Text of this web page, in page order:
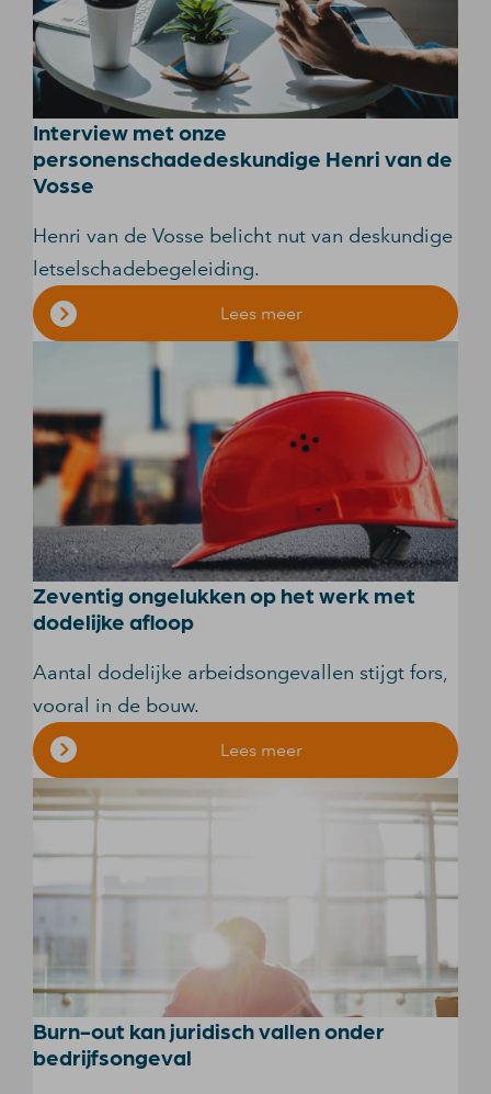
Interview met onze
personenschadedeskundige Henri van de
Vosse
Henri van de Vosse belicht nut van deskundige
letselschadebegeleiding.
Lees meer
Zeventig ongelukken op het werk met
dodelijke afloop
Aantal dodelijke arbeidsongevallen stijgt fors,
vooral in de bouw.
Lees meer
Burn-out kan juridisch vallen onder
bedrijfsongeval